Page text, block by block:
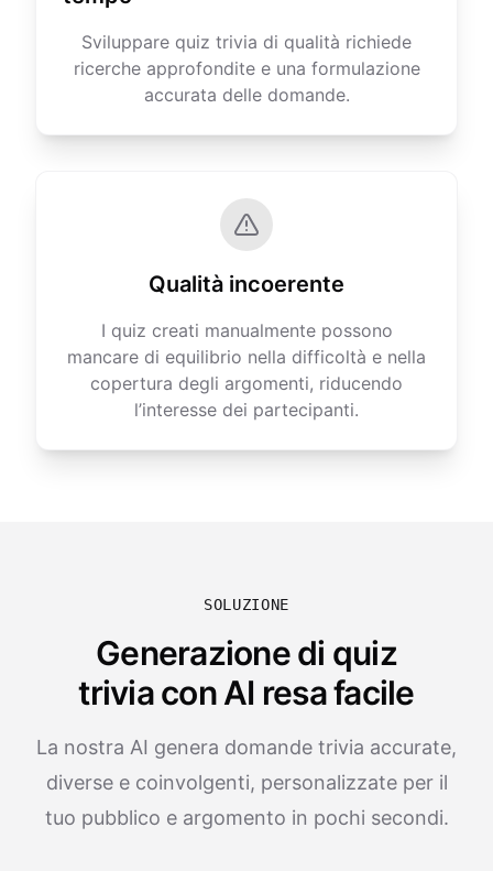
Sviluppare quiz trivia di qualità richiede
ricerche approfondite e una formulazione
accurata delle domande.
Qualità incoerente
I quiz creati manualmente possono
mancare di equilibrio nella difficoltà e nella
copertura degli argomenti, riducendo
l’interesse dei partecipanti.
SOLUZIONE
Generazione di quiz
trivia con AI resa facile
La nostra AI genera domande trivia accurate,
diverse e coinvolgenti, personalizzate per il
tuo pubblico e argomento in pochi secondi.